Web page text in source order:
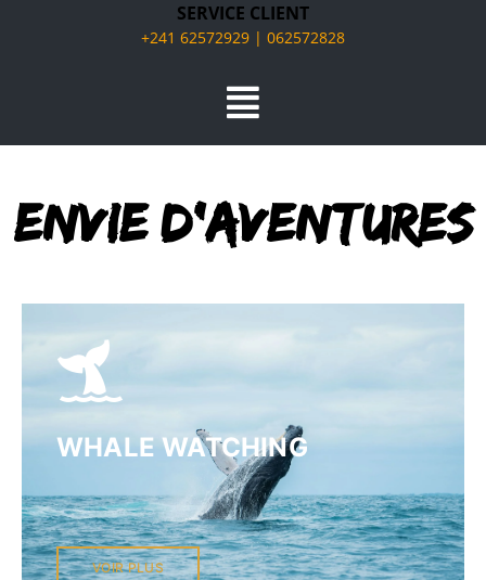
SERVICE CLIENT
+241 62572929 | 062572828
ENVIE D'AVENTURES
WHALE WATCHING
VOIR PLUS